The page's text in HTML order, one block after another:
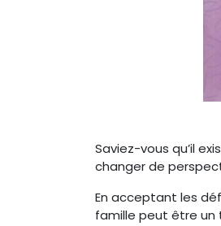
Saviez-vous qu’il
changer de
En acceptant les
famille peut être un